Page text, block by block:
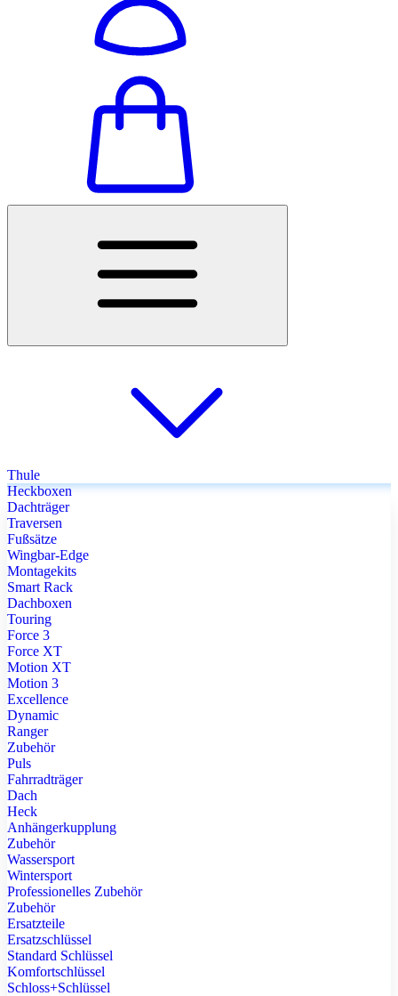
Thule
Heckboxen
Dachträger
Traversen
Fußsätze
Wingbar-Edge
Montagekits
Smart Rack
Dachboxen
Touring
Force 3
Force XT
Motion XT
Motion 3
Excellence
Dynamic
Ranger
Zubehör
Puls
Fahrradträger
Dach
Heck
Anhängerkupplung
Zubehör
Wassersport
Wintersport
Professionelles Zubehör
Zubehör
Ersatzteile
Ersatzschlüssel
Standard Schlüssel
Komfortschlüssel
Schloss+Schlüssel